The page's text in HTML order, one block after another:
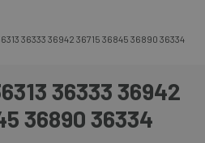
36333 36942 36715 36845 36890 36334
36333 36942
36890 36334